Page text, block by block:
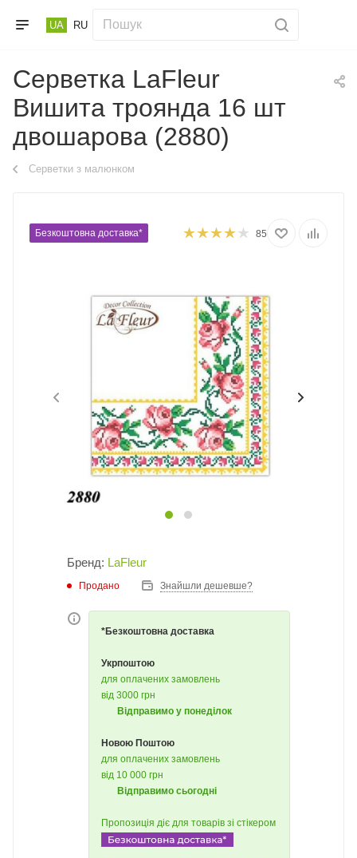
UA RU
Серветка LaFleur
Вишита троянда 16 шт
двошарова (2880)
Серветки з малюнком
Безкоштовна доставка* 85
Бренд: LaFleur
Продано Знайшли дешевше?
*Безкоштовна доставка
Укрпоштою
для оплачених замовлень
від 3000 грн
Відправимо у понеділок
Новою Поштою
для оплачених замовлень
від 10 000 грн
Відправимо сьогодні
Пропозиція діє для товарів зі стікером